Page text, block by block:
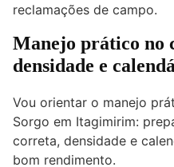
reclamações de campo.
Manejo prático no
densidade e
Vou orientar o manejo
Sorgo em Itagimirim:
correta, densidade e
bom rendimento.